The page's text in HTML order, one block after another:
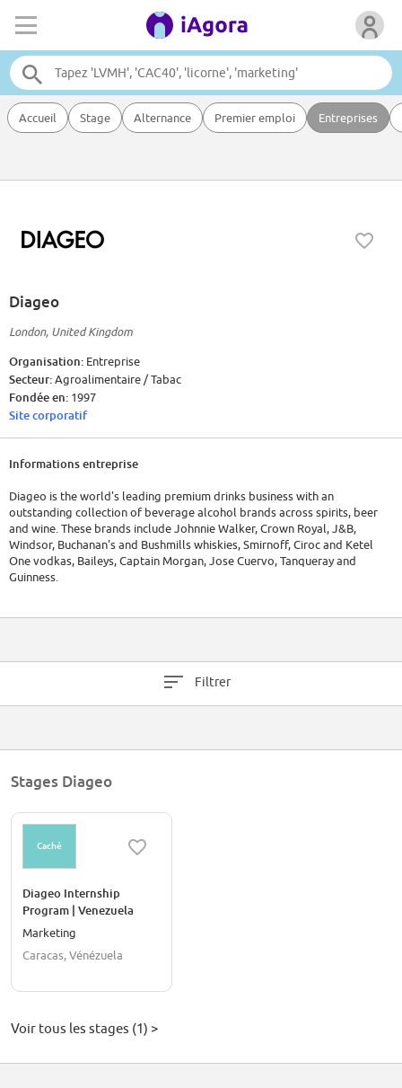
Accueil Stage Alternance Premier emploi Entreprises
Diageo
London, United Kingdom
Organisation: Entreprise
Secteur:Agroalimentaire / Tabac
Fondée en: 1997
Site corporatif
Informations entreprise
Diageo is the world's leading premium drinks business with an
outstanding collection of beverage alcohol brands across spirits, beer
and wine. These brands include Johnnie Walker, Crown Royal, J&B,
Windsor, Buchanan's and Bushmills whiskies, Smirnoff, Ciroc and Ketel
One vodkas, Baileys, Captain Morgan, Jose Cuervo, Tanqueray and
Guinness.
Filtrer
Stages Diageo
Caché
Diageo Internship
Program | Venezuela
Marketing
Caracas, Vénézuela
Voir tous les stages (1) >